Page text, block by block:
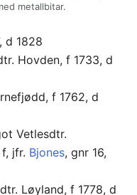
metallbitar.
d 1828
Hovden, f 1733, d
f 1762, d
Vetlesdtr.
f, jfr. Bjones, gnr 16,
Løyland, f 1778, d